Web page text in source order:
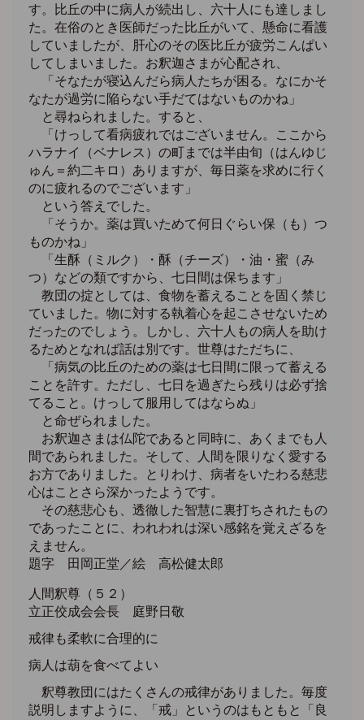
す。比丘の中に病人が続出し、六十人にも達しまし
た。在俗のとき医師だった比丘がいて、懸命に看護
していましたが、肝心のその医比丘が疲労こんぱい
してしまいました。お釈迦さまが心配され、
「そなたが寝込んだら病人たちが困る。なにかそ
なたが過労に陥らない手だてはないものかね」
と尋ねられました。すると、
「けっして看病疲れではございません。ここから
ハラナイ（ベナレス）の町までは半由旬（はんゆじ
ゅん＝約二キロ）ありますが、毎日薬を求めに行く
のに疲れるのでございます」
という答えでした。
「そうか。薬は買いためて何日ぐらい保（も）つ
ものかね」
「生酥（ミルク）・酥（チーズ）・油・蜜（み
つ）などの類ですから、七日間は保ちます」
教団の掟としては、食物を蓄えることを固く禁じ
ていました。物に対する執着心を起こさせないため
だったのでしょう。しかし、六十人もの病人を助け
るためとなれば話は別です。世尊はただちに、
「病気の比丘のための薬は七日間に限って蓄える
ことを許す。ただし、七日を過ぎたら残りは必ず捨
てること。けっして服用してはならぬ」
と命ぜられました。
お釈迦さまは仏陀であると同時に、あくまでも人
間であられました。そして、人間を限りなく愛する
お方でありました。とりわけ、病者をいたわる慈悲
心はことさら深かったようです。
その慈悲心も、透徹した智慧に裏打ちされたもの
であったことに、われわれは深い感銘を覚えざるを
えません。
題字 田岡正堂／絵 高松健太郎
人間釈尊（５２）
立正佼成会会長 庭野日敬
戒律も柔軟に合理的に
病人は葫を食べてよい
釈尊教団にはたくさんの戒律がありました。毎度
説明しますように、「戒」というのはもともと「良